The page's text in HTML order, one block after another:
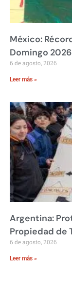
México:
Domingo 2026
6 de agosto, 2026
Leer más »
Argentina:
Propiedad de
6 de agosto, 2026
Leer más »